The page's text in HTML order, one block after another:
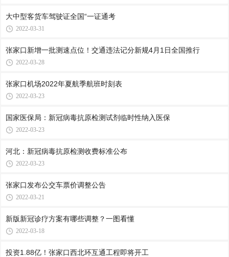
大中型客货车驾驶证全国“一证通考
2022-03-31
张家口新增一批测速点位！交通违法记分新规4月1日全国推行
2022-03-28
张家口机场2022年夏航季航班时刻表
2022-03-23
国家医保局：新冠病毒抗原检测试剂临时性纳入医保
2022-03-23
河北：新冠病毒抗原检测收费标准公布
2022-03-23
张家口发布公交车票价调整公告
2022-03-21
新版新冠诊疗方案有哪些调整？一图看懂
2022-03-18
投资1.88亿！张家口西北环互通工程即将开工